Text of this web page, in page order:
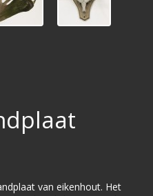
van eikenhout. Het